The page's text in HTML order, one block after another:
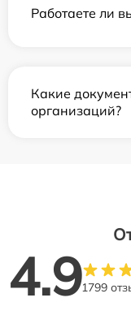
Работаете ли
Какие
организаций?
4.91799